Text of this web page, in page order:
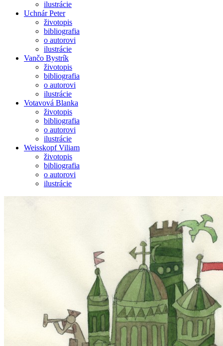
ilustrácie
Uchnár Peter
životopis
bibliografia
o autorovi
ilustrácie
Vančo Bystrík
životopis
bibliografia
o autorovi
ilustrácie
Votavová Blanka
životopis
bibliografia
o autorovi
ilustrácie
Weisskopf Viliam
životopis
bibliografia
o autorovi
ilustrácie